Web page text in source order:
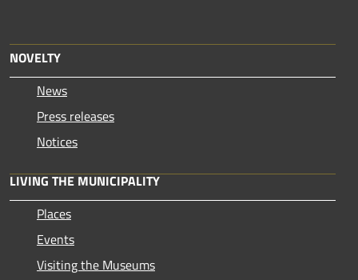
NOVELTY
News
Press releases
Notices
LIVING THE MUNICIPALITY
Places
Events
Visiting the Museums